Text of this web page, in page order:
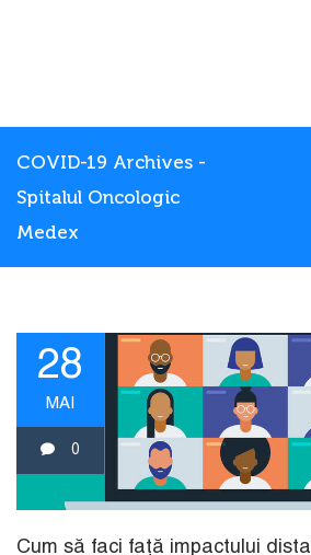
COVID-19 Archives -
Spitalul Oncologic
Medex
28
MAI
0
Cum să faci față impactului